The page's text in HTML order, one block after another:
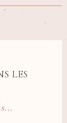
LES